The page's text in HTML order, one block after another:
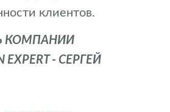
клиентов.
КОМПАНИИ
EXPERT - СЕРГЕЙ